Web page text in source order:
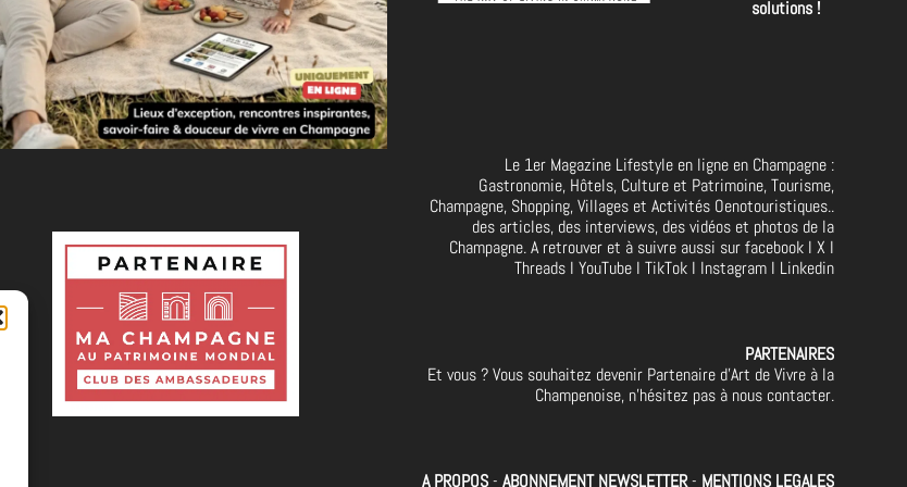
solutions !
Le 1er Magazine Lifestyle en ligne en Champagne :
Gastronomie, Hôtels, Culture et Patrimoine, Tourisme,
Champagne, Shopping, Villages et Activités Oenotouristiques..
des articles, des interviews, des vidéos et photos de la
Champagne. A retrouver et à suivre aussi sur facebook I X I
Threads I YouTube I TikTok I Instagram I Linkedin
PARTENAIRES
Et vous ? Vous souhaitez devenir Partenaire d'Art de Vivre à la
Champenoise, n'hésitez pas à nous contacter.
A PROPOS- ABONNEMENT NEWSLETTER- MENTIONS LEGALES